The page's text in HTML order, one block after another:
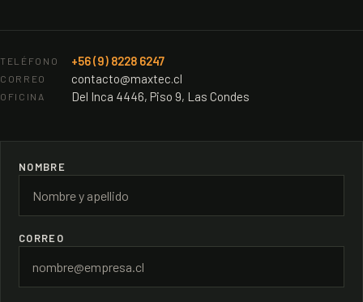
TELÉFONO +56 (9) 8228 6247
CORREO contacto@maxtec.cl
OFICINA Del Inca 4446, Piso 9, Las Condes
NOMBRE
CORREO